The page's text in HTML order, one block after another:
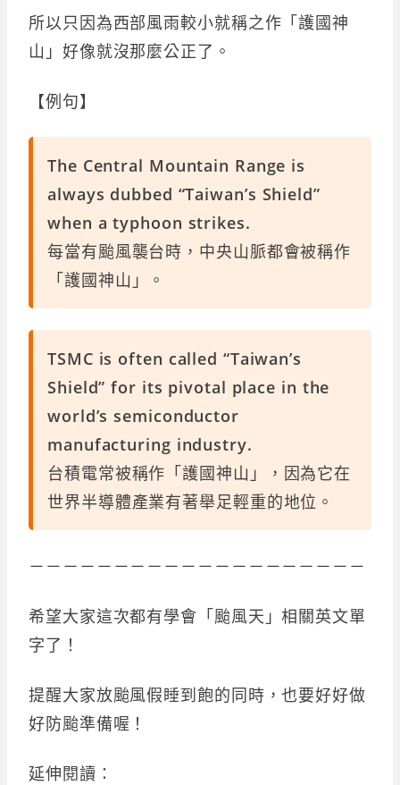
所以只因為西部風雨較小就稱之作「護國神
山」好像就沒那麼公正了。
【例句】
The Central Mountain Range is
always dubbed “Taiwan’s Shield”
when a typhoon strikes.
每當有颱風襲台時，中央山脈都會被稱作
「護國神山」。
TSMC is often called “Taiwan’s
Shield” for its pivotal place in the
world’s semiconductor
manufacturing industry.
台積電常被稱作「護國神山」，因為它在
世界半導體產業有著舉足輕重的地位。
－－－－－－－－－－－－－－－－－－－－
希望大家這次都有學會「颱風天」相關英文單
字了！
提醒大家放颱風假睡到飽的同時，也要好好做
好防颱準備喔！
延伸閱讀：